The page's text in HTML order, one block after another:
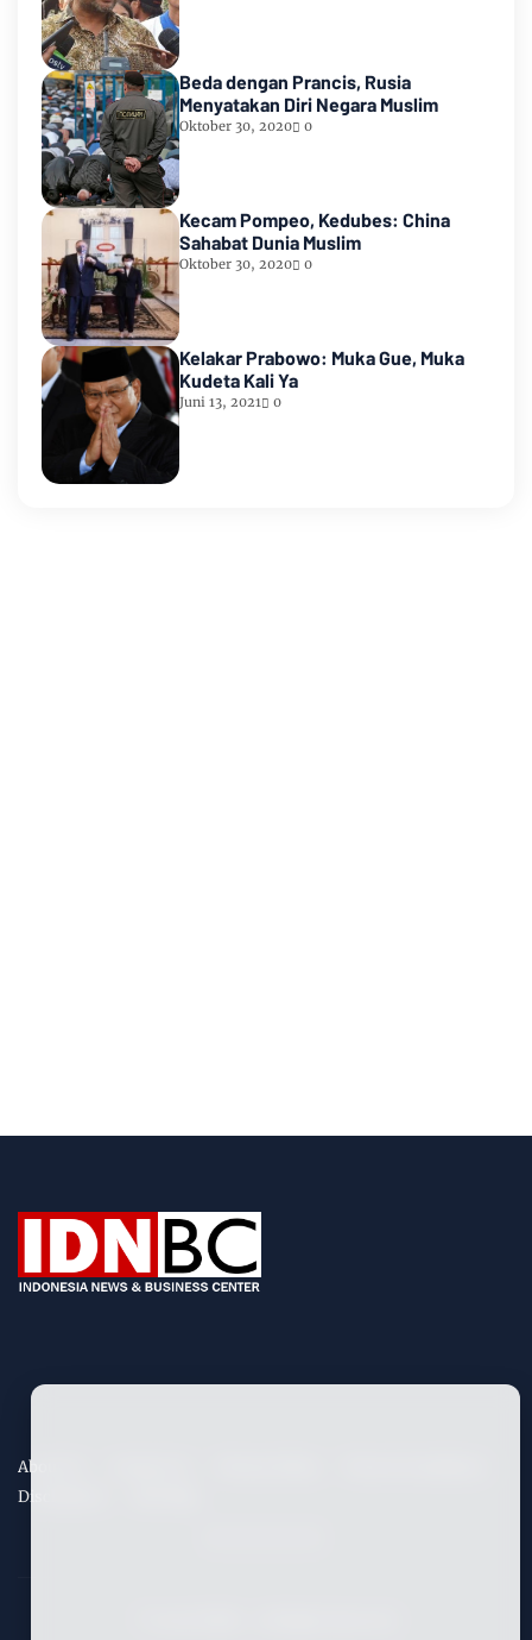
Beda dengan Prancis, Rusia
Menyatakan Diri Negara Muslim
Oktober 30, 2020 0
Kecam Pompeo, Kedubes: China
Sahabat Dunia Muslim
Oktober 30, 2020 0
Kelakar Prabowo: Muka Gue, Muka
Kudeta Kali Ya
Juni 13, 2021 0
About Us
Disclaimers